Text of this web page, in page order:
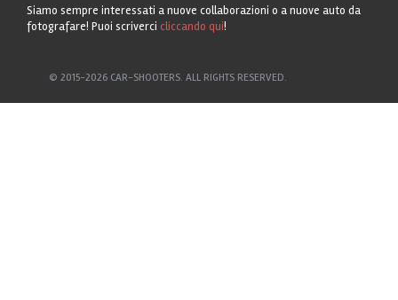
Siamo sempre interessati a nuove collaborazioni o a nuove auto da
fotografare! Puoi scriverci cliccando qui!
© 2015-2026 CAR-SHOOTERS. ALL RIGHTS RESERVED.